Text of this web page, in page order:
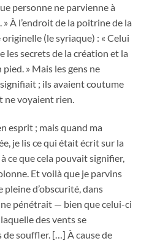
personne ne parvienne à
À l’endroit de la poitrine de la
(le syriaque) : « Celui
secrets de la création et la
» Mais les gens ne
; ils avaient coutume
ne voyaient rien.
esprit ; mais quand ma
je lis ce qui était écrit sur la
ce que cela pouvait signifier,
Et voilà que je parvins
d’obscurité, dans
pénétrait — bien que celui-ci
des vents se
de souffler. […] À cause de